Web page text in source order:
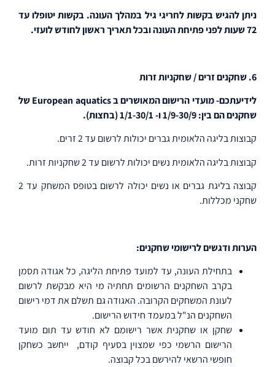
ניתן להגיש בקשות לחריגי גיל במהלך העונה. בקשות יטופלו עד
72 שעות לפני פתיחת העונה ובכל תאריך ראשון לחודש לועזי.
6. שחקנים זרים / שחקניות זרות
לידיעתכם-
מועדי הרישום המאושרים ב European aquatics של
שחקנים הם בין: 1/9-30/9 ו- 1/1-30/1
(בחצות).
קבוצות בליגה הלאומית גברים יכולות לרשום עד 2 זרים.
קבוצות בליגה הלאומית נשים יכולות לרשום עד 2 שחקניות זרות.
קבוצה בליגת גברים או נשים יכולה לרשום בטופס המשחק עד 2
שחקני מכללות.
הערות ודגשים לרישומי שחקנים:
בתחילת העונה, עד למועד פתיחת הליגה, כל אגודה תסמן
בקרב השחקנים הרשומים תחתיה מי היא מבקשת לרשום
לעונת המשחקים הקרובה. האגודה גם תשלם את דמי רישום
השחקנים הנ"ל במעמד חידוש הרישום.
שחקן או שחקנית אשר רישומם לא חודש עד תום מועד
הרישום הרשמי כפי שמצוין בסעיף קודם,
ייחשב כשחקן
חופשי הרשאי להירשם בכל קבוצה.